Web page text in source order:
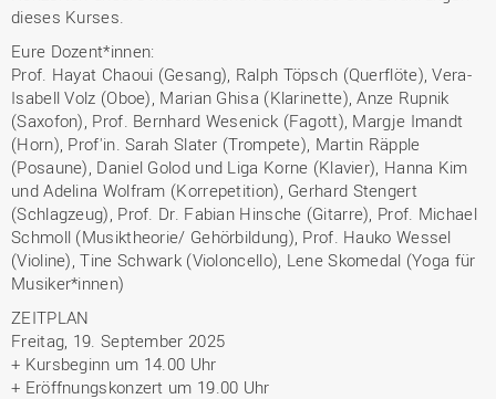
dieses Kurses.
Eure Dozent*innen:
Prof. Hayat Chaoui (Gesang), Ralph Töpsch (Querflöte), Vera-
Isabell Volz (Oboe), Marian Ghisa (Klarinette), Anze Rupnik
(Saxofon), Prof. Bernhard Wesenick (Fagott), Margje Imandt
(Horn), Prof'in. Sarah Slater (Trompete), Martin Räpple
(Posaune), Daniel Golod und Liga Korne (Klavier), Hanna Kim
und Adelina Wolfram (Korrepetition), Gerhard Stengert
(Schlagzeug), Prof. Dr. Fabian Hinsche (Gitarre), Prof. Michael
Schmoll (Musiktheorie/ Gehörbildung), Prof. Hauko Wessel
(Violine), Tine Schwark (Violoncello), Lene Skomedal (Yoga für
Musiker*innen)
ZEITPLAN
Freitag, 19. September 2025
+ Kursbeginn um 14.00 Uhr
+ Eröffnungskonzert um 19.00 Uhr